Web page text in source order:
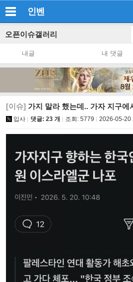
인벤
오픈이슈갤러리
내글 내 댓글
[이슈] 가지 말라 했는데.. 가자 지구에
입사 댓글: 23 개 조회: 5779 2026-05-20